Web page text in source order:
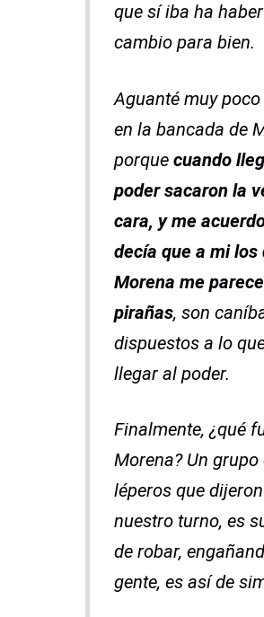
que sí iba ha
cambio para bien.
Aguanté muy
en la bancada de
porquecuando
poder sacaron la
cara, y me
decía que a mi los
Morena me
pirañas, son
dispuestos a lo
llegar al poder.
Finalmente, ¿qué
Morena? Un grupo
léperos que
nuestro turno, es
de robar,
gente, es así de